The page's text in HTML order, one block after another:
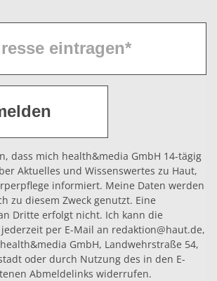
von Myristinsäure mit
PHOSPHATE
des Cetearylakohols
4 Einheiten -CH2-CH2-O-),
mit Phosphorsäure (3:1)
dass mich health&media GmbH 14-tägig
Aktuelles und Wissenswertes zu Haut,
informiert. Meine Daten werden
zu diesem Zweck genutzt. Eine
Dritte erfolgt nicht. Ich kann die
per E-Mail an redaktion@haut.de,
GmbH, Landwehrstraße 54,
oder durch Nutzung des in den E-
Abmeldelinks widerrufen.